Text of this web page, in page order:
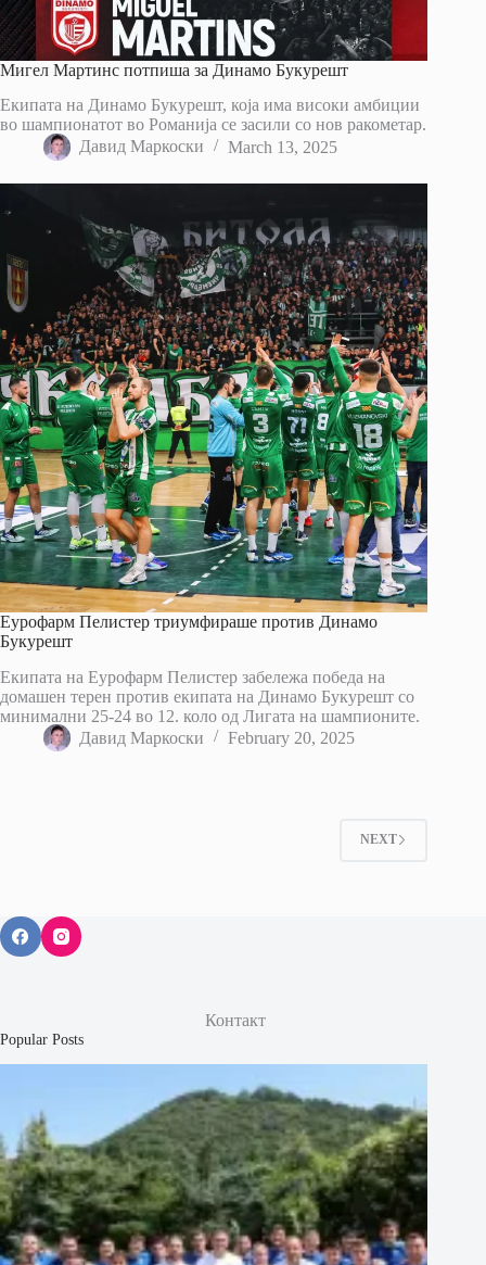
Мигел Мартинс потпиша за Динамо Букурешт
Екипата на Динамо Букурешт, која има високи амбиции
во шампионатот во Романија се засили со нов ракометар.
Давид Маркоски
March 13, 2025
Еурофарм Пелистер триумфираше против Динамо
Букурешт
Екипата на Еурофарм Пелистер забележа победа на
домашен терен против екипата на Динамо Букурешт со
минимални 25-24 во 12. коло од Лигата на шампионите.
Давид Маркоски
February 20, 2025
NEXT
Контакт
Popular Posts